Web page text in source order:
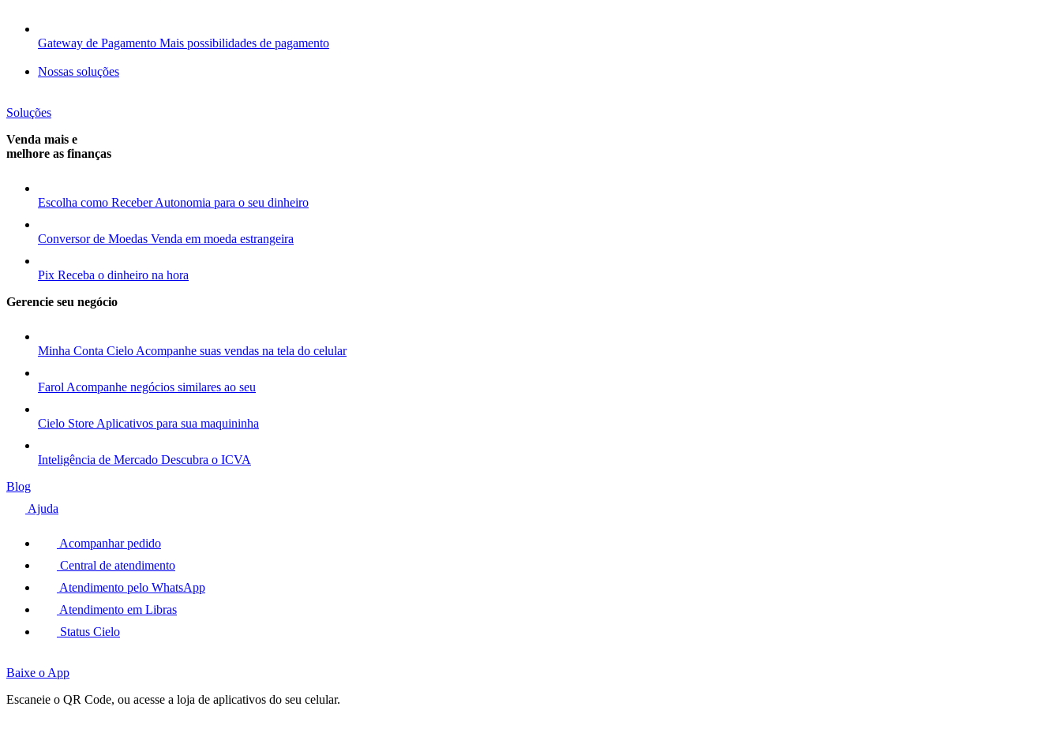
Gateway de Pagamento Mais possibilidades de pagamento
Nossas soluções
Soluções
Venda mais e
melhore as finanças
Escolha como Receber Autonomia para o seu dinheiro
Conversor de Moedas Venda em moeda estrangeira
Pix Receba o dinheiro na hora
Gerencie seu negócio
Minha Conta Cielo Acompanhe suas vendas na tela do celular
Farol Acompanhe negócios similares ao seu
Cielo Store Aplicativos para sua maquininha
Inteligência de Mercado Descubra o ICVA
Blog
Ajuda
Acompanhar pedido
Central de atendimento
Atendimento pelo WhatsApp
Atendimento em Libras
Status Cielo
Baixe o App
Escaneie o QR Code, ou acesse a loja de aplicativos do seu celular.